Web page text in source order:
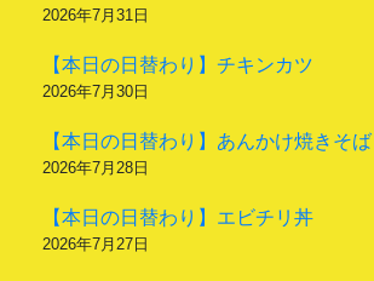
2026年7月31日
【本日の日替わり】チキンカツ
2026年7月30日
【本日の日替わり】あんかけ焼きそば
2026年7月28日
【本日の日替わり】エビチリ丼
2026年7月27日